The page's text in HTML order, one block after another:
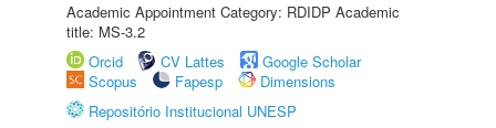
Academic Appointment Category: RDIDP Academic
title: MS-3.2
Orcid
CV Lattes
Google Scholar
Scopus
Fapesp
Dimensions
Repositório Institucional UNESP